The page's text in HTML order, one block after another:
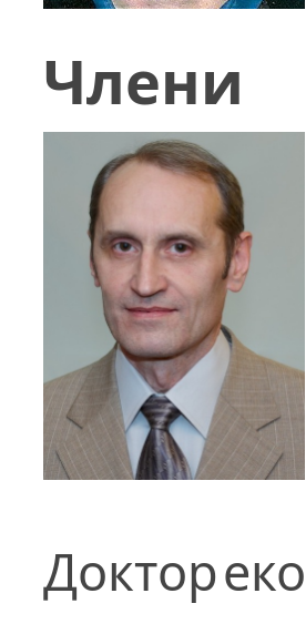
Члени
Доктор